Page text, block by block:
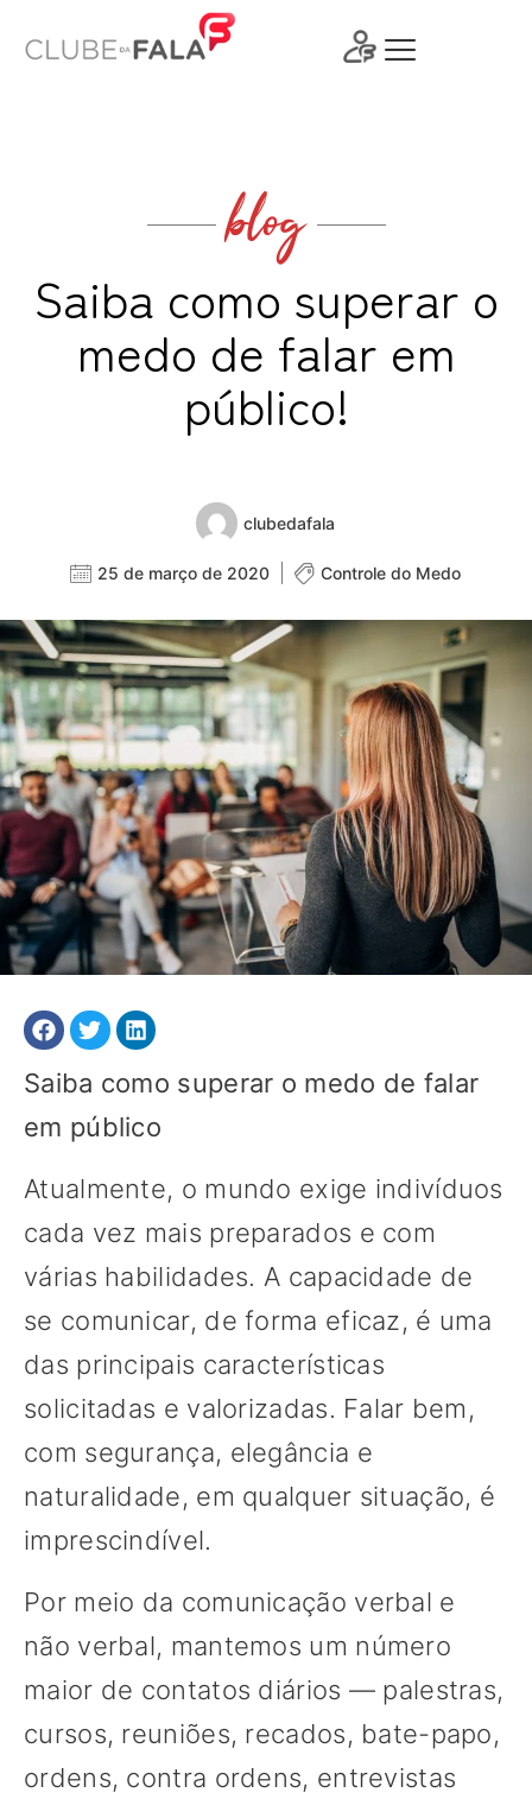
para
blog
Saiba como superar o
medo de falar em
público!
clubedafala
25 de março de 2020 Controle do Medo
Saiba como superar o medo de falar
em público
Atualmente, o mundo exige indivíduos
cada vez mais preparados e com
várias habilidades. A capacidade de
se comunicar, de forma eficaz, é uma
das principais características
solicitadas e valorizadas. Falar bem,
com segurança, elegância e
naturalidade, em qualquer situação, é
imprescindível.
Por meio da comunicação verbal e
não verbal, mantemos um número
maior de contatos diários — palestras,
cursos, reuniões, recados, bate-papo,
ordens, contra ordens, entrevistas